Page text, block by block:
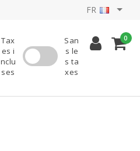
FR
Tax
es i
nclu
ses
San
s le
s ta
xes
0